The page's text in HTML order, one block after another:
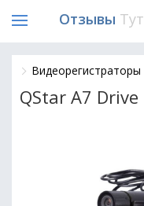
Отзывы Тут
Видеорегистраторы
QStar A7 Drive